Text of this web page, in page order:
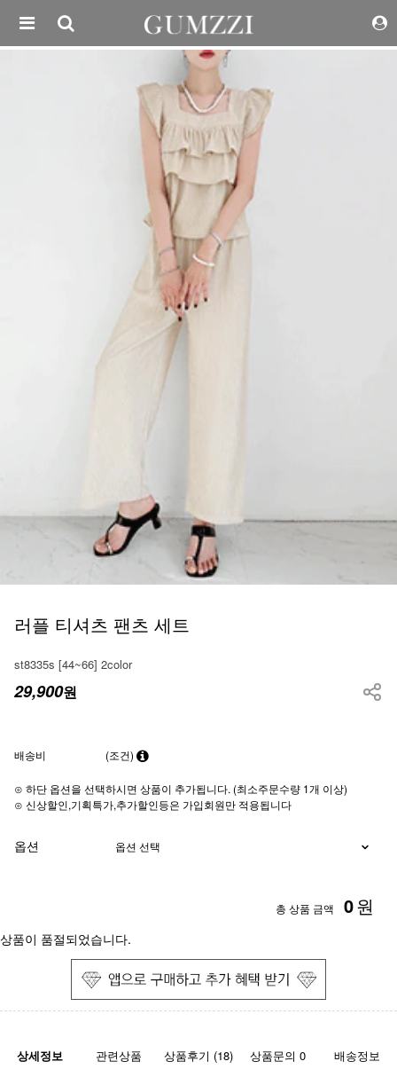
러플 티셔츠 팬츠 세트
st8335s [44~66] 2color
29,900원
배송비 (조건)
⊙ 하단 옵션을 선택하시면 상품이 추가됩니다. (최소주문수량 1개 이상)
⊙ 신상할인,기획특가,추가할인등은 가입회원만 적용됩니다
옵션
총 상품 금액 0원
상품이 품절되었습니다.
상세정보 관련상품 상품후기 (18) 상품문의 0 배송정보